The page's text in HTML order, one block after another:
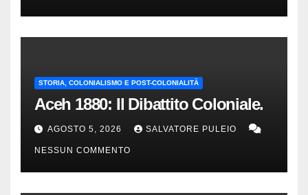
STORIA, COLONIALISMO E POST-COLONIALITÀ
Aceh 1880: Il Dibattito Coloniale.
AGOSTO 5, 2026 SALVATORE PULEIO
NESSUN COMMENTO